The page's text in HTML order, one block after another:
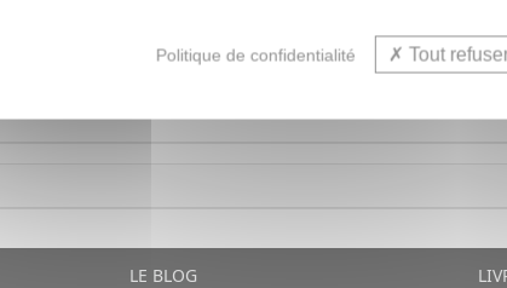
LE BLOG
Politique de confidentialité Tout